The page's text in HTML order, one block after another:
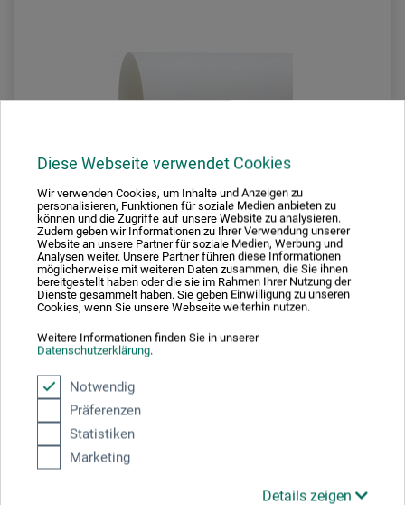
Diese Webseite verwendet Cookies
Wir verwenden Cookies, um Inhalte und Anzeigen zu
personalisieren, Funktionen für soziale Medien anbieten zu
können und die Zugriffe auf unsere Website zu analysieren.
Zudem geben wir Informationen zu Ihrer Verwendung unserer
Website an unsere Partner für soziale Medien, Werbung und
Analysen weiter. Unsere Partner führen diese Informationen
möglicherweise mit weiteren Daten zusammen, die Sie ihnen
bereitgestellt haben oder die sie im Rahmen Ihrer Nutzung der
Dienste gesammelt haben. Sie geben Einwilligung zu unseren
Cookies, wenn Sie unsere Webseite weiterhin nutzen.
Weitere Informationen finden Sie in unserer
Datenschutzerklärung.
Notwendig
Präferenzen
Statistiken
Marketing
Details zeigen
BEST-
SELLER
dorée 120
Zeichenpapier
ab26,40
1 qm = 0,76 EUR / (netto: 0,64 EUR)